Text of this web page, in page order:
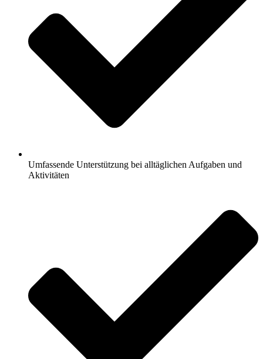
Umfassende Unterstützung bei alltäglichen Aufgaben und
Aktivitäten